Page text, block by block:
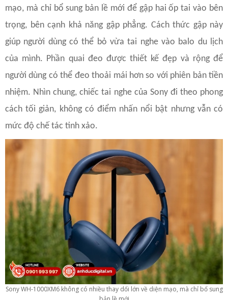
mạo, mà chỉ bổ sung bản lề mới để gập hai ốp tai vào bên
trọng, bên cạnh khả năng gập phẳng. Cách thức gập này
giúp người dùng có thể bỏ vừa tai nghe vào balo du lịch
của mình. Phần quai đeo được thiết kế đẹp và rộng để
người dùng có thể đeo thoải mái hơn so với phiên bản tiền
nhiệm. Nhìn chung, chiếc tai nghe của Sony đi theo phong
cách tối giản, không có điểm nhấn nổi bật nhưng vẫn có
mức độ chế tác tinh xảo.
Sony WH-1000XM6 không có nhiều thay dổi lớn về diện mạo, mà chỉ bổ sung